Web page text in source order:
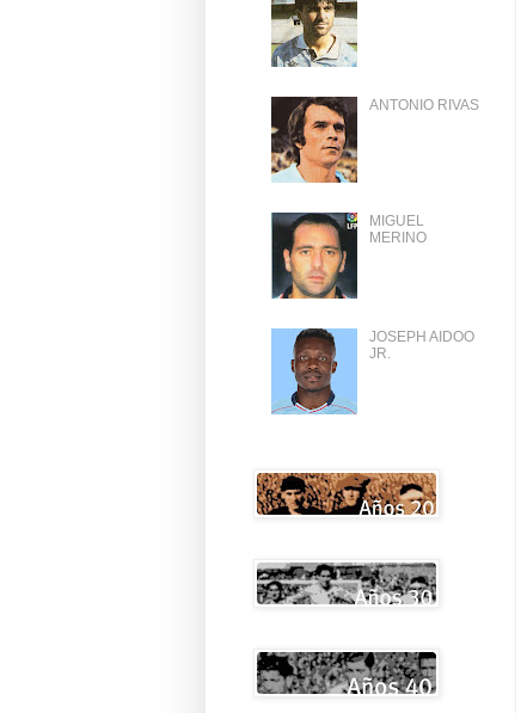
ANTONIO RIVAS
MIGUEL
MERINO
JOSEPH AIDOO
JR.